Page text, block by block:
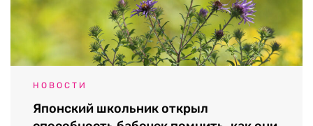
НОВОСТИ
Японский школьник открыл